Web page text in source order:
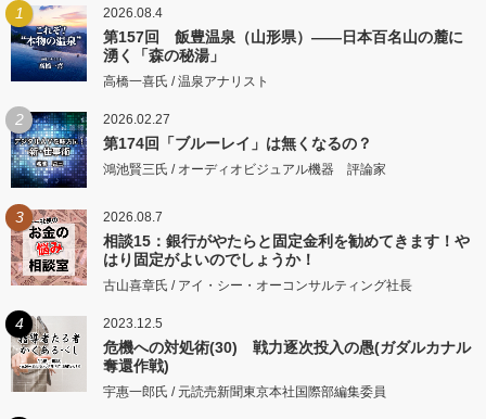
1 2026.08.4
第157回 飯豊温泉（山形県）――日本百名山の麓に
湧く「森の秘湯」
高橋一喜氏 / 温泉アナリスト
2 2026.02.27
第174回「ブルーレイ」は無くなるの？
鴻池賢三氏 / オーディオビジュアル機器 評論家
3 2026.08.7
相談15：銀行がやたらと固定金利を勧めてきます！や
はり固定がよいのでしょうか！
古山喜章氏 / アイ・シー・オーコンサルティング社長
4 2023.12.5
危機への対処術(30) 戦力逐次投入の愚(ガダルカナル
奪還作戦)
宇惠一郎氏 / 元読売新聞東京本社国際部編集委員